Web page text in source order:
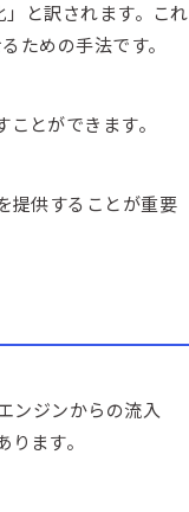
と訳されます。これ
ための手法です。
とができます。
提供することが重要
ンジンからの流入
ます。